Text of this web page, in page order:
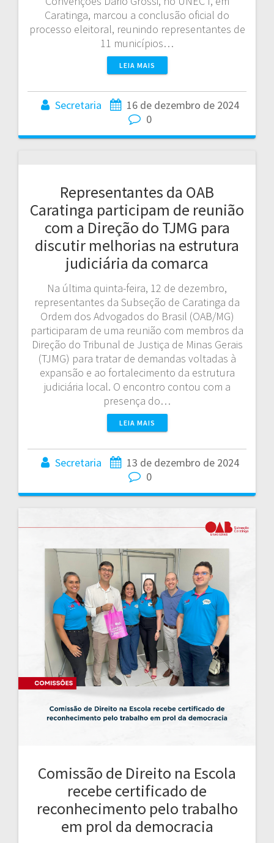
Caratinga, marcou a conclusão oficial do
processo eleitoral, reunindo representantes de
11 municípios…
LEIA MAIS
Secretaria
16 de dezembro de 2024
0
Representantes da OAB
Caratinga participam de reunião
com a Direção do TJMG para
discutir melhorias na estrutura
judiciária da comarca
Na última quinta-feira, 12 de dezembro,
representantes da Subseção de Caratinga da
Ordem dos Advogados do Brasil (OAB/MG)
participaram de uma reunião com membros da
Direção do Tribunal de Justiça de Minas Gerais
(TJMG) para tratar de demandas voltadas à
expansão e ao fortalecimento da estrutura
judiciária local. O encontro contou com a
presença do…
LEIA MAIS
Secretaria
13 de dezembro de 2024
0
Comissão de Direito na Escola
recebe certificado de
reconhecimento pelo trabalho
em prol da democracia